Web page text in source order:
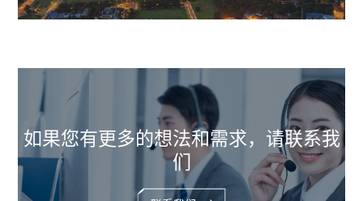
如果您有更多的想法和需求，请联系我
们